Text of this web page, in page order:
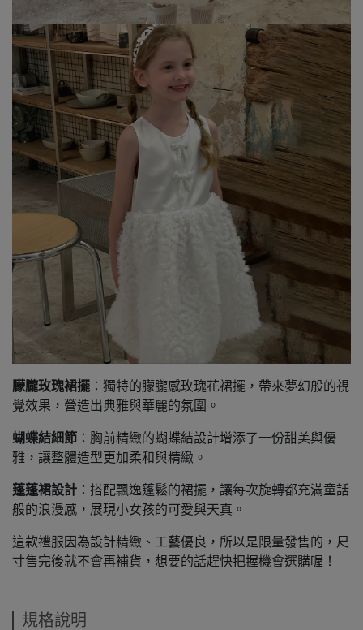
朦朧玫瑰裙擺 ：獨特的朦朧感玫瑰花裙擺，帶來夢幻般的視
覺效果，營造出典雅與華麗的氛圍。
蝴蝶結細節 ：胸前精緻的蝴蝶結設計增添了一份甜美與優
雅，讓整體造型更加柔和與精緻。
蓬蓬裙設計 ：搭配飄逸蓬鬆的裙擺，讓每次旋轉都充滿童話
般的浪漫感，展現小女孩的可愛與天真。
這款禮服因為設計精緻、工藝優良，所以是限量發售的，尺
寸售完後就不會再補貨，想要的話趕快把握機會選購喔！
規格說明